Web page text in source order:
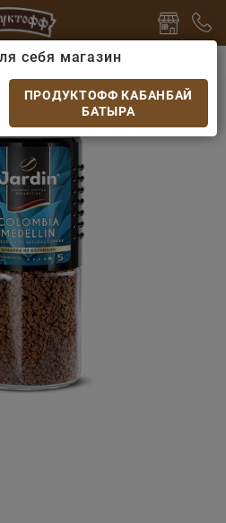
Jardin Colombia
Jardin Colombia Medellin
себя магазин
ПРОДУКТОФФ КАБАНБАЙ
БАТЫРА